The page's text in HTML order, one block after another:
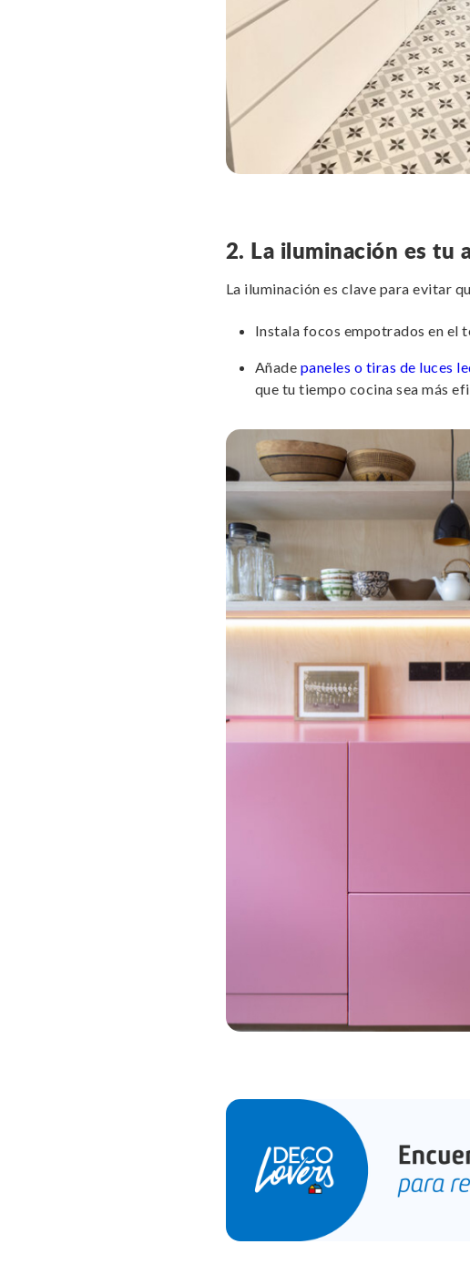
2. La iluminación es tu
La iluminación es clave para evitar
Instala focos empotrados en el
Añade paneles o tiras de luces
que tu tiempo cocina sea más